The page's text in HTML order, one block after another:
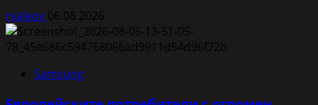
rvaleov 06.08.2026
Samsung